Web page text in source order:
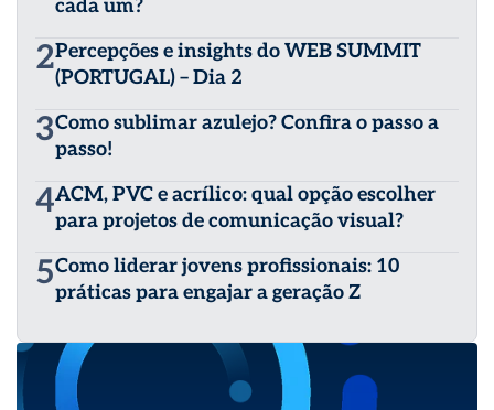
cada um?
2Percepções e insights do WEB SUMMIT
(PORTUGAL) – Dia 2
3Como sublimar azulejo? Confira o passo a
passo!
4ACM, PVC e acrílico: qual opção escolher
para projetos de comunicação visual?
5Como liderar jovens profissionais: 10
práticas para engajar a geração Z